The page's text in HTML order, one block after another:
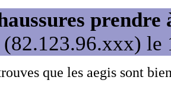
(82.123.96.xxx) le
que les aegis sont